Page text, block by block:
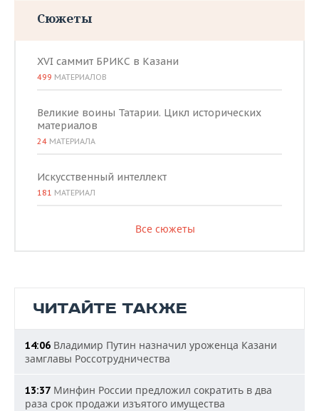
Сюжеты
XVI саммит БРИКС в Казани
499 МАТЕРИАЛОВ
Великие воины Татарии. Цикл исторических
материалов
24 МАТЕРИАЛА
Искусственный интеллект
181 МАТЕРИАЛ
Все сюжеты
ЧИТАЙТЕ ТАКЖЕ
14:06 Владимир Путин назначил уроженца Казани
замглавы Россотрудничества
13:37 Минфин России предложил сократить в два
раза срок продажи изъятого имущества